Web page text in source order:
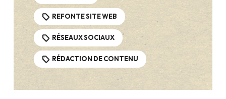
REFONTE SITE WEB
RÉSEAUX SOCIAUX
RÉDACTION DE CONTENU